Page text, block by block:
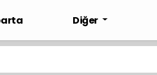
Diğer